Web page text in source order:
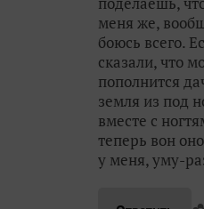
меня же,
боюсь всего.
сказали, что
пополнится
земля из под
вместе с
теперь вон
у меня, уму-